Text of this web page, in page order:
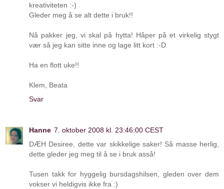
kreativiteten :-)
Gleder meg å se alt dette i bruk!!
Nå pakker jeg, vi skal på hytta! Håper på et virkelig stygt
vær så jeg kan sitte inne og lage litt kort :-D
Ha en flott uke!!
Klem, Beata
Svar
Hanne 7. oktober 2008 kl. 23:46:00 CEST
DÆH Desiree, dette var skikkelige saker! Så masse herlig,
dette gleder jeg meg til å se i bruk asså!
Tusen takk for hyggelig bursdagshilsen, gleden over dem
vokser vi heldigvis ikke fra :)